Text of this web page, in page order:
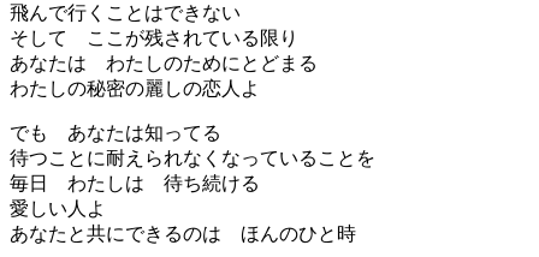
飛んで行くことはできない
そして ここが残されている限り
あなたは わたしのためにとどまる
わたしの秘密の麗しの恋人よ
でも あなたは知ってる
待つことに耐えられなくなっていることを
毎日 わたしは 待ち続ける
愛しい人よ
あなたと共にできるのは ほんのひと時